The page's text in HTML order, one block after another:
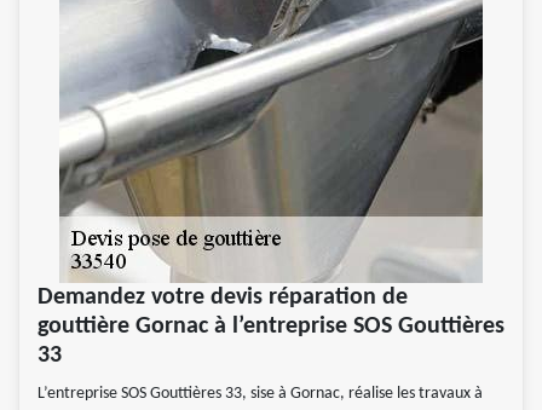
Demandez votre devis réparation de
gouttière Gornac à l’entreprise SOS Gouttières
33
L’entreprise SOS Gouttières 33, sise à Gornac, réalise les travaux à